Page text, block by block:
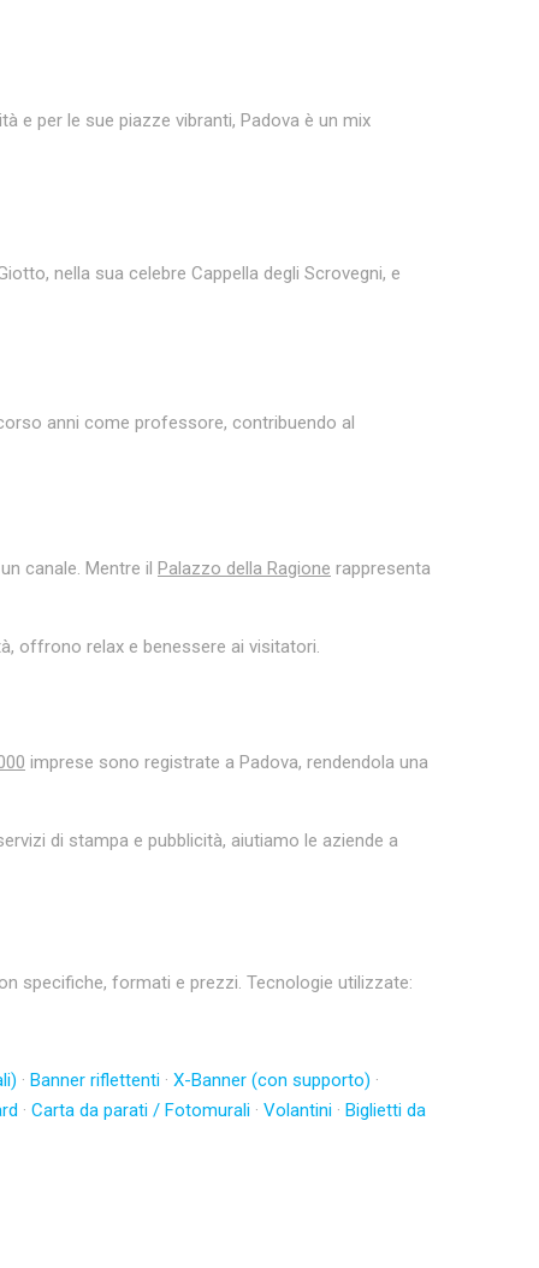
e per le sue piazze vibranti, Padova è un mix
nella sua celebre Cappella degli Scrovegni, e
anni come professore, contribuendo al
canale. Mentre il Palazzo della Ragione rappresenta
offrono relax e benessere ai visitatori.
imprese sono registrate a Padova, rendendola una
di stampa e pubblicità, aiutiamo le aziende a
specifiche, formati e prezzi. Tecnologie utilizzate:
· Banner riflettenti · X-Banner (con supporto) ·
· Carta da parati / Fotomurali · Volantini · Biglietti da